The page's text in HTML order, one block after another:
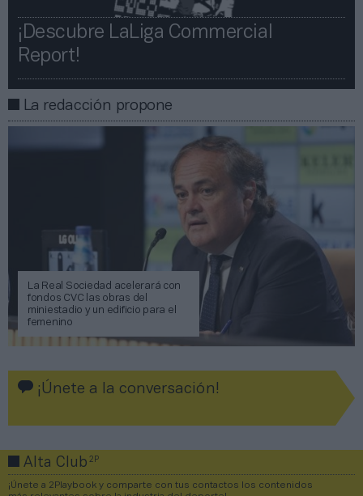
¡Descubre LaLiga Commercial
Report!​​
La redacción propone
La Real Sociedad acelerará con
fondos CVC las obras del
miniestadio y un edificio para el
femenino
¡Únete a la conversación!
Alta Club2P
¡Únete a 2Playbook y comparte con tus contactos los contenidos